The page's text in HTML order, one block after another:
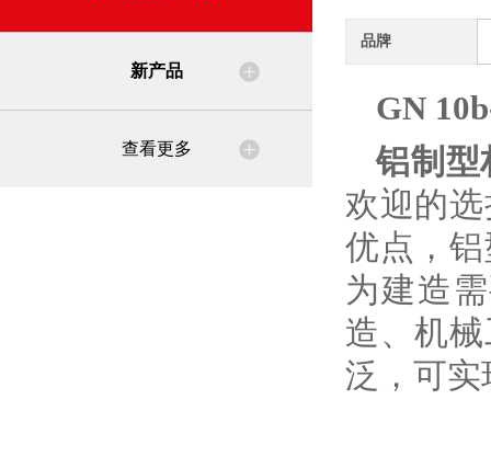
新产品
查看更多
品牌
GN
铝制型
欢迎的
优点，
为建造
造、机
泛，可